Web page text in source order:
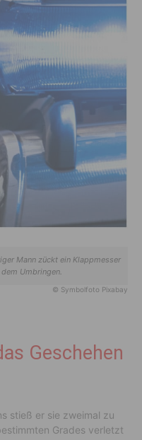
Mann zückt ein Klappmesser
Umbringen.
© Symbolfoto Pixabay
Geschehen
stieß er sie zweimal zu
Grades verletzt